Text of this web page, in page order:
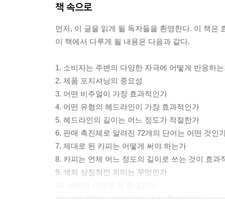
책 속으로
먼저, 이 글을 읽게 될 독자들을 환영한다. 이 책은
이 책에서 다루게 될 내용은 다음과 같다.
1. 소비자는 주변의 다양한 자극에 어떻게 반응하
2. 제품 포지셔닝의 중요성
3. 어떤 비주얼이 가장 효과적인가
4. 어떤 유형의 헤드라인이 가장 효과적인가
5. 헤드라인의 길이는 어느 정도가 적절한가
6. 판매 촉진제로 알려진 72개의 단어는 어떤 것인
7. 제대로 된 카피는 어떻게 써야 하는가
8. 카피는 언제 어느 정도의 길이로 쓰는 것이 효과
9. 색의 상징적인 의미는 무엇인가
11. 어떤 유형의 레이아웃이 가장 효과적인가